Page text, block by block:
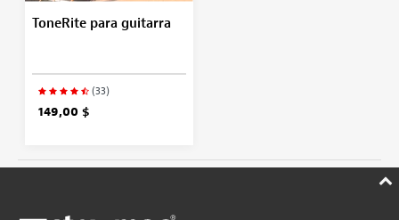
ToneRite para guitarra
(33)
149,00 $